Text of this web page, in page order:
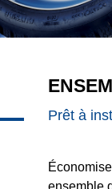
Prêt à